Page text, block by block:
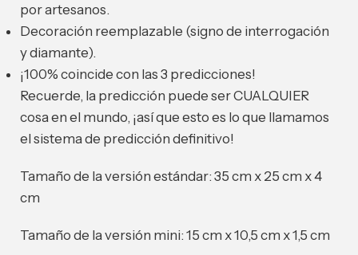
por artesanos.
Decoración reemplazable (signo de interrogación
y diamante).
¡100% coincide con las 3 predicciones!
Recuerde, la predicción puede ser CUALQUIER
cosa en el mundo, ¡así que esto es lo que llamamos
el sistema de predicción definitivo!
Tamaño de la versión estándar: 35 cm x 25 cm x 4
cm
Tamaño de la versión mini: 15 cm x 10,5 cm x 1,5 cm